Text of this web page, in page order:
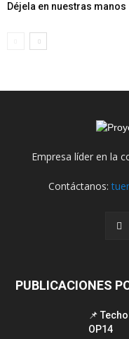
Déjela en nuestras manos
Empresa líder en la
Contáctanos:
PUBLICACIONES
📌
OP14